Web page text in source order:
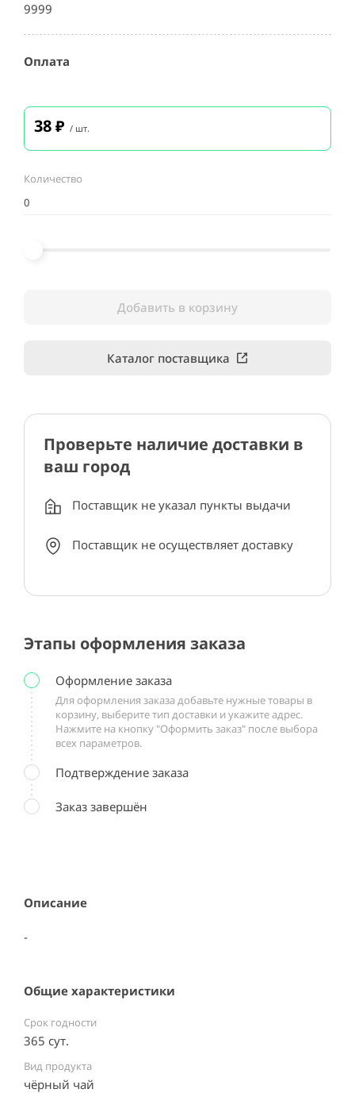
Описание
-
Общие характеристики
Срок годности
365 сут.
Вид продукта
чёрный чай
9999
Оплата
38₽ / шт.
Количество
Добавить в корзину
Каталог поставщика
Проверьте наличие доставки в
ваш город
Поставщик не указал пункты выдачи
Поставщик не осуществляет доставку
Этапы оформления заказа
Оформление заказа
Для оформления заказа добавьте нужные товары в
корзину, выберите тип доставки и укажите адрес.
Нажмите на кнопку "Оформить заказ" после выбора
всех параметров.
Подтверждение заказа
Заказ завершён